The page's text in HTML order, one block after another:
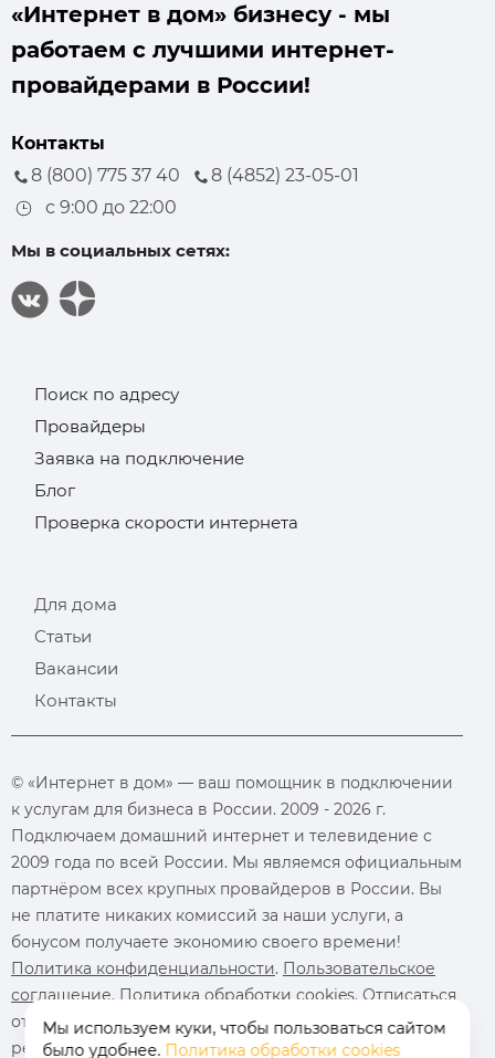
«Интернет в дом» бизнесу - мы
работаем с лучшими интернет-
провайдерами в России!
Контакты
8 (800) 775 37 40
8 (4852) 23-05-01
с 9:00 до 22:00
Мы в социальных сетях:
Поиск по адресу
Провайдеры
Заявка на подключение
Блог
Проверка скорости интернета
Для дома
Статьи
Вакансии
Контакты
© «Интернет в дом» — ваш помощник в подключении
к услугам для бизнеса в России. 2009 - 2026 г.
Подключаем домашний интернет и телевидение с
2009 года по всей России. Мы являемся официальным
партнёром всех крупных провайдеров в России. Вы
не платите никаких комиссий за наши услуги, а
бонусом получаете экономию своего времени!
Политика конфиденциальности. Пользовательское
соглашение. Политика обработки cookies. Отписаться
от полученияинформационных рассылокот данного
ресурса можно на странице.
Мы используем куки, чтобы пользоваться сайтом
было удобнее. Политика обработки cookies